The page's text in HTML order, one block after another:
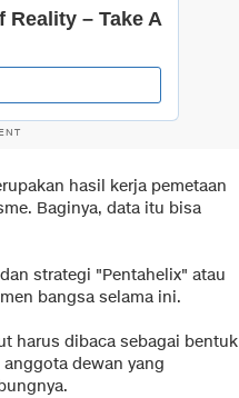
hasil kerja pemetaan
Baginya, data itu bisa
strategi "Pentahelix" atau
bangsa selama ini.
harus dibaca sebagai bentuk
dewan yang